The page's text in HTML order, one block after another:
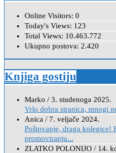
Online Visitors: 0
Today's Views: 123
Total Views: 10.463.772
Ukupno postova: 2.420
Knjiga gostiju
Marko / 3. studenoga 2025.
Vrlo dobra stranica, mnogi
Anica / 7. veljače 2024.
Poštovanje, draga kolegice!
promoviranju...
ZLATKO POLONIJO / 14.